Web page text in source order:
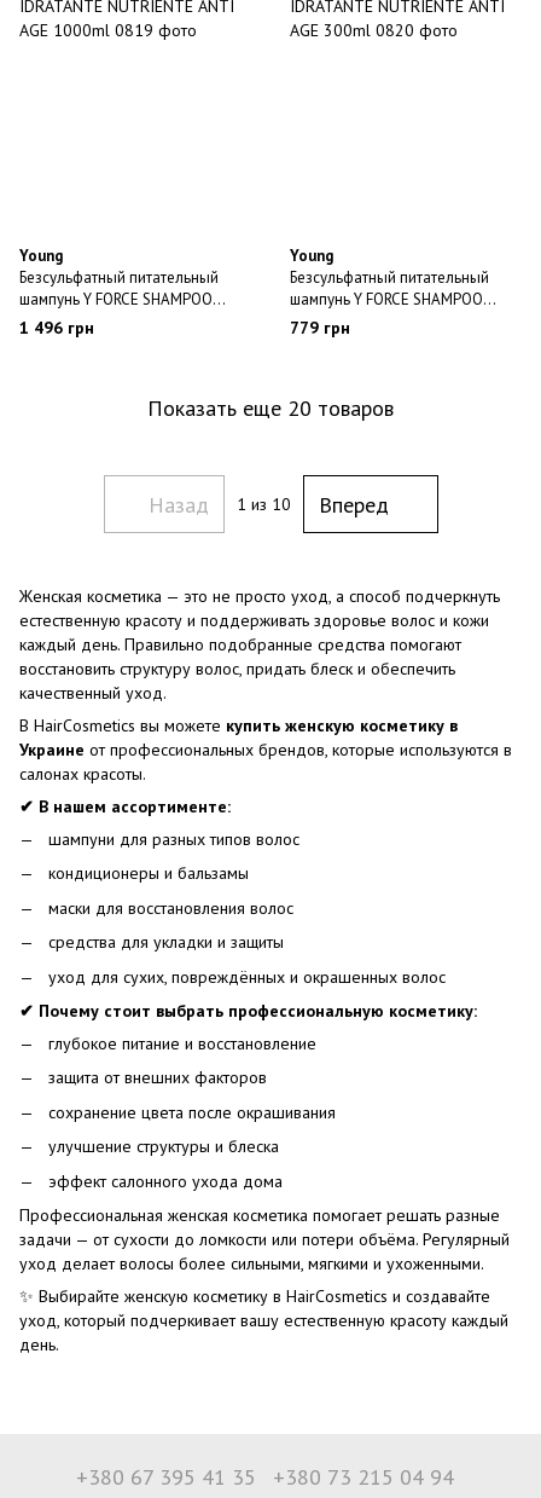
Young
Безсульфатный питательный
шампунь Y FORCE SHAMPOO
IDRATANTE NUTRIENTE ANTI
AGE 1000ml
1 496 грн
Young
Безсульфатный питательный
шампунь Y FORCE SHAMPOO
IDRATANTE NUTRIENTE ANTI
AGE 300ml
779 грн
Показать еще 20 товаров
Назад 1 из 10 Вперед
Женская косметика — это не просто уход, а способ подчеркнуть
естественную красоту и поддерживать здоровье волос и кожи
каждый день. Правильно подобранные средства помогают
восстановить структуру волос, придать блеск и обеспечить
качественный уход.
В HairCosmetics вы можете купить женскую косметику в
Украине от профессиональных брендов, которые используются в
салонах красоты.
✔ В нашем ассортименте:
шампуни для разных типов волос
кондиционеры и бальзамы
маски для восстановления волос
средства для укладки и защиты
уход для сухих, повреждённых и окрашенных волос
✔ Почему стоит выбрать профессиональную косметику:
глубокое питание и восстановление
защита от внешних факторов
сохранение цвета после окрашивания
улучшение структуры и блеска
эффект салонного ухода дома
Профессиональная женская косметика помогает решать разные
задачи — от сухости до ломкости или потери объёма. Регулярный
уход делает волосы более сильными, мягкими и ухоженными.
✨ Выбирайте женскую косметику в HairCosmetics и создавайте
уход, который подчеркивает вашу естественную красоту каждый
день.
+380 67 395 41 35 +380 73 215 04 94